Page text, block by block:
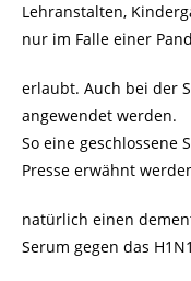
Lehranstalten,
nur im Falle einer
erlaubt. Auch bei der
angewendet werden.
So eine geschlossene
Presse erwähnt
natürlich einen
Serum gegen das